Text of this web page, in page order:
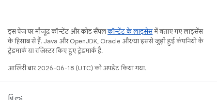
इस पेज पर मौजूद कॉन्टेंट और कोड सैंपलकॉन्टेंट के लाइसेंसमें बताए गए लाइसेंस
के हिसाब से हैं. Java और OpenJDK, Oracle और/या इससे जुड़ी हुई कंपनियों के
ट्रेडमार्क या रजिस्टर किए हुए ट्रेडमार्क हैं.
आखिरी बार 2026-06-18 (UTC) को अपडेट किया गया.
बिल्ड